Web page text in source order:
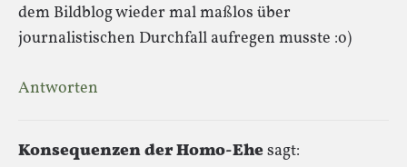
dem Bildblog wieder mal maßlos über
journalistischen Durchfall aufregen musste :o)
Antworten
Konsequenzen der Homo-Ehesagt: